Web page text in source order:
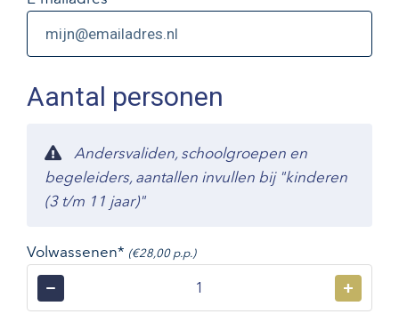
Aantal personen
Andersvaliden, schoolgroepen en
begeleiders, aantallen invullen bij "kinderen
(3 t/m 11 jaar)"
Volwassenen* (€28,00 p.p.)
− +